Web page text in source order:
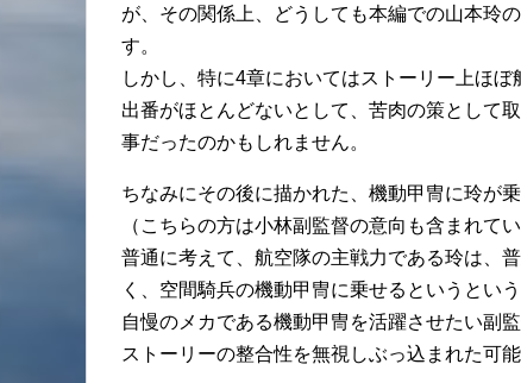
が、その関係上、どうしても本編での山本玲
す。
しかし、特に4章においてはストーリー上ほ
出番がほとんどないとして、苦肉の策として
事だったのかもしれません。
ちなみにその後に描かれた、機動甲冑に玲が
（こちらの方は小林副監督の意向も含まれて
普通に考えて、航空隊の主戦力である玲は、
く、空間騎兵の機動甲冑に乗せるというとい
自慢のメカである機動甲冑を活躍させたい副
ストーリーの整合性を無視しぶっ込まれた可